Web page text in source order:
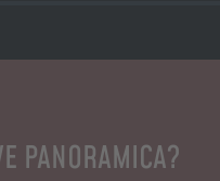
PANORAMICA?